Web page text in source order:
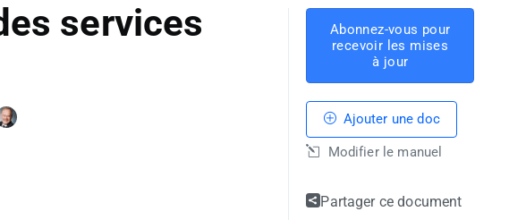
services
Abonnez-vous pour
recevoir les mises
à jour
Modifier le manuel
Ajouter une doc
Partager ce document